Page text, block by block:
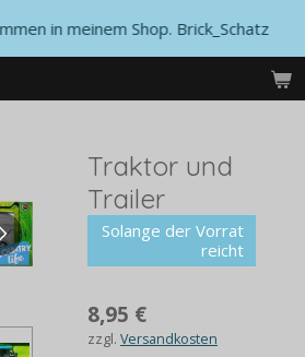
in meinem Shop. Brick_Schatz
Traktor und
Trailer
Solange der Vorrat
reicht
8,95 €
zzgl. Versandkosten